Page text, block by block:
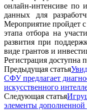
онлайн-интенсиве по
данных для
Мероприятие пройдет
этапа отбора на
развития при
виде грантов и
Регистрация доступна
Предыдущая статья
СФУ предлагает
искусственного
Следующая статья
элементы дополненной